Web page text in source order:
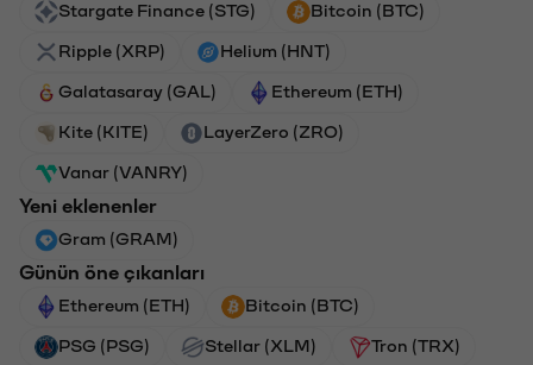
Stargate Finance (STG) Bitcoin (BTC)
Ripple (XRP) Helium (HNT)
Galatasaray (GAL) Ethereum (ETH)
Kite (KITE) LayerZero (ZRO)
Vanar (VANRY)
Yeni eklenenler
Gram (GRAM)
Günün öne çıkanları
Ethereum (ETH) Bitcoin (BTC)
PSG (PSG) Stellar (XLM) Tron (TRX)